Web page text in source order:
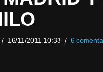
16/11/2011 10:33 6